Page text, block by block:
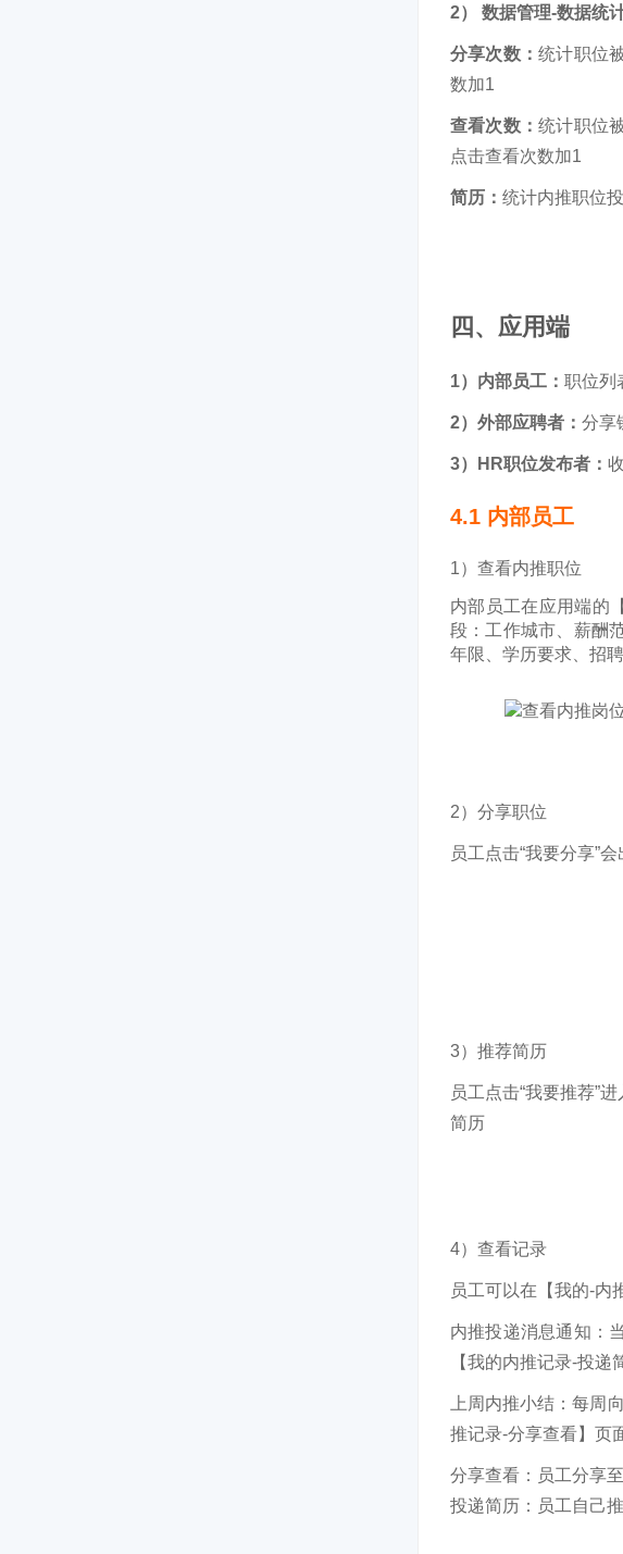
2） 数据管理-数据统
分享次数：统计职位
数加1
查看次数：统计职位
点击查看次数加1
简历： 统计内推职位
四、应用端
1）内部员工： 职位列
2）外部应聘者： 分享
3）HR职位发布者：
4.1 内部员工
1）查看内推职位
内部员工在应用端的
段 ：工作城市、薪酬
年限、学历要求、招
2）分享职位
员工点击“我要分享”
3）推荐简历
员工点击“我要推荐”
简历
4）查看记录
员工可以在【我的-内
内推投递消息通知：
【我的内推记录-投递
上周内推小结：每周
推记录-分享查看】页
分享查看：员工分享
投递简历：员工自己